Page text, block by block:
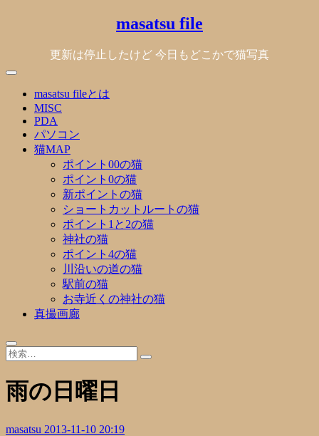
masatsu file
更新は停止したけど 今日もどこかで猫写真
masatsu fileとは
MISC
PDA
パソコン
猫MAP
ポイント00の猫
ポイント0の猫
新ポイントの猫
ショートカットルートの猫
ポイント1と2の猫
神社の猫
ポイント4の猫
川沿いの道の猫
駅前の猫
お寺近くの神社の猫
真撮画廊
雨の日曜日
masatsu 2013-11-10 20:19